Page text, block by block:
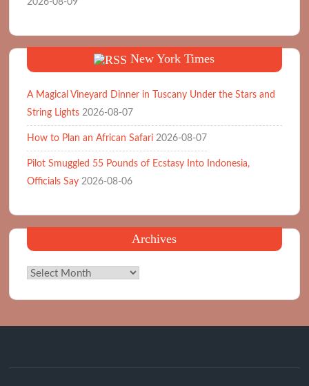
New York Times
A Magical Vineyard Dinner in Tuscany Under the Stars and
String Lights 2026-08-07
How to Plan an African Safari 2026-08-07
Pilot Smuggled 55 Pounds of Ecstasy Into Indonesia,
Officials Say 2026-08-06
Archives
Archives